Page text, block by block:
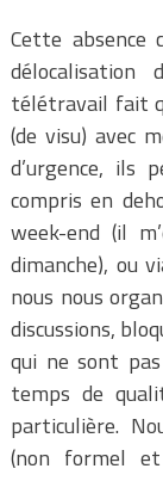
Cette absence
télétravail fait
(de visu) avec
d’urgence, ils
compris en
week-end (il
dimanche), ou
nous nous
discussions,
qui ne sont
temps de
particulière.
(non formel